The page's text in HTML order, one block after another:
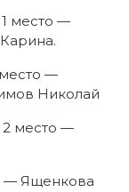
место —
—
Николай
2 место —
— Ященкова